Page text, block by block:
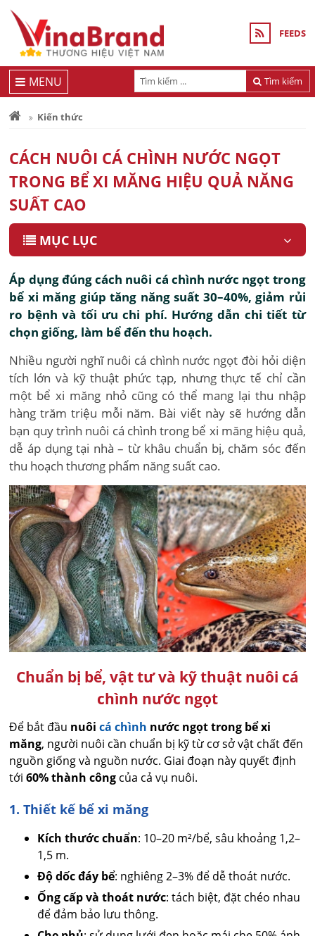
FEEDS
Tìm kiếm
MENU
Kiến thức
CÁCH NUÔI CÁ CHÌNH NƯỚC NGỌT
TRONG BỂ XI MĂNG HIỆU QUẢ NĂNG
SUẤT CAO
MỤC LỤC
Áp dụng đúng cách nuôi cá chình nước ngọt trong
bể xi măng giúp tăng năng suất 30–40%, giảm rủi
ro bệnh và tối ưu chi phí. Hướng dẫn chi tiết từ
chọn giống, làm bể đến thu hoạch.
Nhiều người nghĩ nuôi cá chình nước ngọt đòi hỏi diện
tích lớn và kỹ thuật phức tạp, nhưng thực tế chỉ cần
một bể xi măng nhỏ cũng có thể mang lại thu nhập
hàng trăm triệu mỗi năm. Bài viết này sẽ hướng dẫn
bạn quy trình nuôi cá chình trong bể xi măng hiệu quả,
dễ áp dụng tại nhà – từ khâu chuẩn bị, chăm sóc đến
thu hoạch thương phẩm năng suất cao.
Chuẩn bị bể, vật tư và kỹ thuật nuôi cá
chình nước ngọt
Để bắt đầu nuôicá chình nước ngọt trong bể xi
măng, người nuôi cần chuẩn bị kỹ từ cơ sở vật chất đến
nguồn giống và nguồn nước. Giai đoạn này quyết định
tới60% thành công của cả vụ nuôi.
1. Thiết kế bể xi măng
Kích thước chuẩn: 10–20 m²/bể, sâu khoảng 1,2–
1,5 m.
Độ dốc đáy bể: nghiêng 2–3% để dễ thoát nước.
Ống cấp và thoát nước: tách biệt, đặt chéo nhau
để đảm bảo lưu thông.